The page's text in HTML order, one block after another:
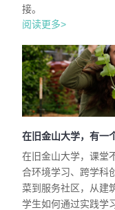
接。
阅读更多>
在旧金山大学，有一
在旧金山大学，课堂
合环境学习、跨学科
菜到服务社区，从建
学生如何通过实践学